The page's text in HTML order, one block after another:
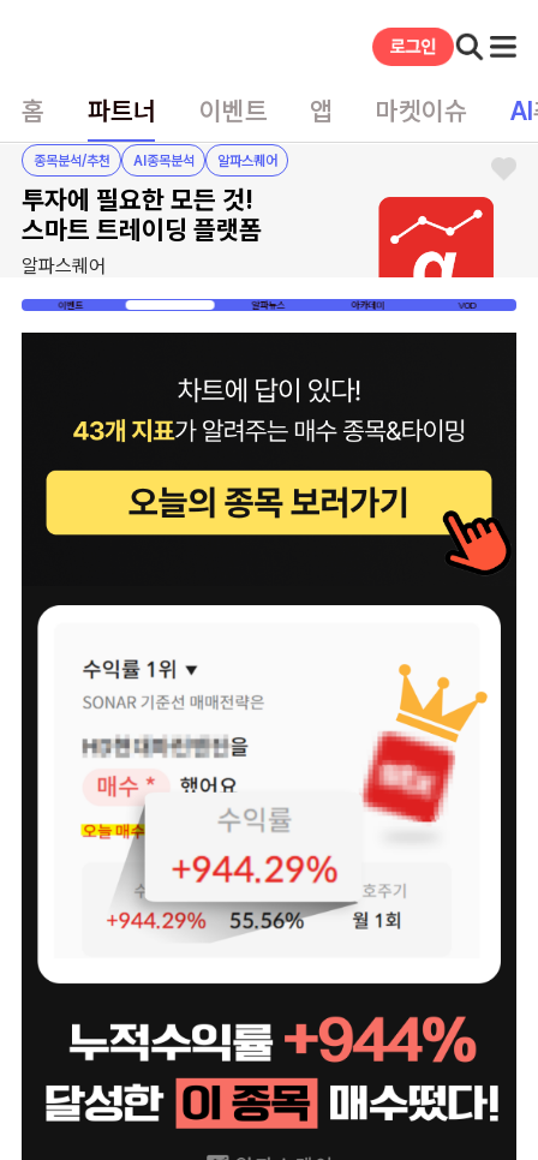
홈 파트너 이벤트 앱 마켓이슈 AI
종목분석/추천 AI종목분석 알파스퀘어
투자에 필요한 모든 것!
스마트 트레이딩 플랫폼
알파스퀘어
이벤트 알파뉴스 아카데미 VOD